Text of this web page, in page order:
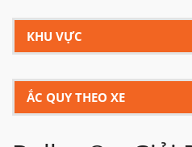
KHU VỰC
ẮC QUY THEO XE